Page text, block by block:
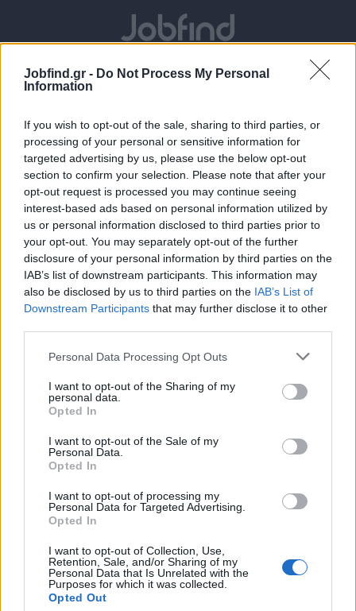
Jobfind.gr - Do Not Process My Personal
Information
If you wish to opt-out of the sale, sharing to third parties, or
processing of your personal or sensitive information for
targeted advertising by us, please use the below opt-out
section to confirm your selection. Please note that after your
opt-out request is processed you may continue seeing
interest-based ads based on personal information utilized by
us or personal information disclosed to third parties prior to
your opt-out. You may separately opt-out of the further
disclosure of your personal information by third parties on the
IAB’s list of downstream participants. This information may
also be disclosed by us to third parties on the IAB’s List of
Downstream Participants that may further disclose it to other
Personal Data Processing Opt Outs
I want to opt-out of the Sharing of my
personal data.
Opted In
I want to opt-out of the Sale of my
Personal Data.
Opted In
I want to opt-out of processing my
Personal Data for Targeted Advertising.
Opted In
I want to opt-out of Collection, Use,
Retention, Sale, and/or Sharing of my
Personal Data that Is Unrelated with the
Purposes for which it was collected.
Opted Out
Θέσεις εργασίας
Όλες οι Θέσεις Εργασίας
Θέσεις Εργασίας ανά Ειδικότητα
Θέσεις Εργασίας ανά Εταιρεία
Υπηρεσίες υποψηφίων
Συμβουλές Καριέρας
HR corner
Περιγραφές Θέσεων Εργασίας
Ερωτήσεις συνεντεύξεων